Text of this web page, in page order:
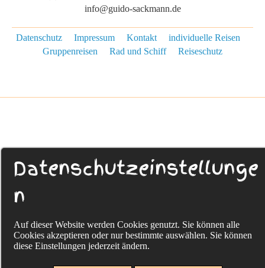
info@guido-sackmann.de
Datenschutz Impressum Kontakt
individuelle Reisen
Gruppenreisen
Rad und Schiff Reiseschutz
Datenschutzeinstellunge
n
Auf dieser Website werden Cookies genutzt. Sie können alle
Cookies akzeptieren oder nur bestimmte auswählen. Sie können
diese Einstellungen jederzeit ändern.